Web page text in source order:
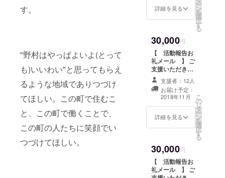
す。
"野村はやっぱよいよ(とって
も)いいわい"と思ってもらえ
るような地域でありつづけ
てほしい。この町で住むこ
と、この町で働くことで、
この町の人たちに笑顔でい
つづけてほしい。
ます。
できるパンフ
レットを送付い
でもかまいませ
ん。
予定 ） その後
ントなどをメー
ルにて報告させ
ていただきま
す。 【 新しい
乙亥会館会場に
支援者の名前を
記載 】 新たな
乙亥相撲会場に
(野村公会堂)
に、ご支援いた
だいた方のお名
前を掲示いたし
ネームでも可）
【 乙亥相撲ノ
ベルティグッ
ズ 】 沢山の方
詳細を見る ー
ン
を
選
択
す
る
30,000円
【 活動報告お
礼メール 】 ご
支援いただき行
えた活動につい
て、メールで報
告いたします。
（ 乙亥相撲開
催後、12月中旬
予定 ） その後
ントなどをメー
ルにて報告させ
ていただきま
す。 【 「かし
支援者：12人
お届け予定：
2018年11月
詳細を見る
こ
の
リ
タ
ー
ン
を
選
択
す
る
30,000円
【 活動報告お
礼メール 】 ご